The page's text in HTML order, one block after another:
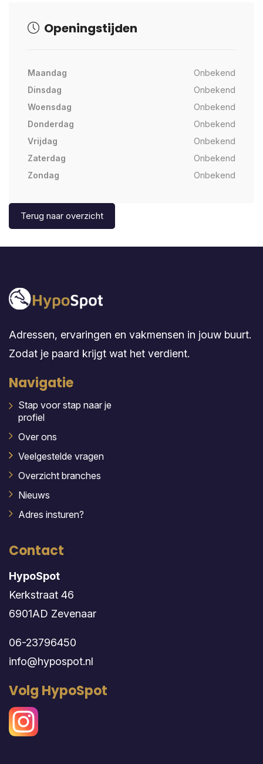
Openingstijden
Maandag
Onbekend
Dinsdag
Onbekend
Woensdag
Onbekend
Donderdag
Onbekend
Vrijdag
Onbekend
Zaterdag
Onbekend
Zondag
Onbekend
Terug naar overzicht
Adressen, ervaringen en vakmensen in jouw buurt.
Zodat je paard krijgt wat het verdient.
Navigatie
Stap voor stap naar je
profiel
Over ons
Veelgestelde vragen
Overzicht branches
Nieuws
Adres insturen?
Contact
HypoSpot
Kerkstraat 46
6901AD Zevenaar
06-23796450
info@hypospot.nl
Volg HypoSpot